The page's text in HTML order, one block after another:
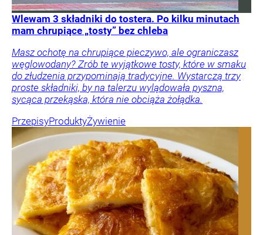
Wlewam 3 składniki do tostera. Po kilku minutach
mam chrupiące „tosty” bez chleba
Masz ochotę na chrupiące pieczywo, ale ograniczasz
węglowodany? Zrób te wyjątkowe tosty, które w smaku
do złudzenia przypominają tradycyjne. Wystarczą trzy
proste składniki, by na talerzu wylądowała pyszna,
sycąca przekąska, która nie obciąża żołądka.
PrzepisyProduktyŻywienie